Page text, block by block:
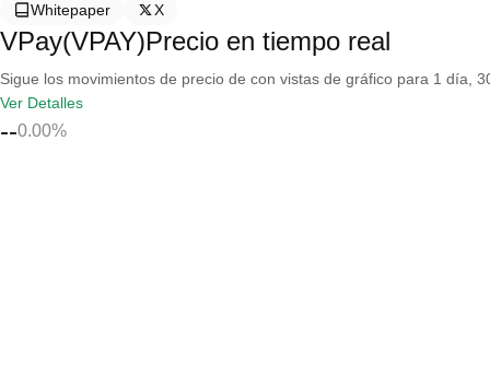
Whitepaper
X
VPay(VPAY)Precio en tiempo real
Sigue los movimientos de precio de con vistas de gráfico para 1 día,
Ver Detalles
--0.00%